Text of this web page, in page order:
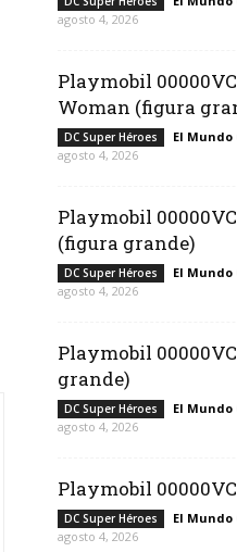
agosto 4, 2026
Playmobil
Woman (figura
DC Super Héroes El Mundo
agosto 4, 2026
Playmobil
(figura grande)
DC Super Héroes El Mundo
agosto 4, 2026
Playmobil
grande)
DC Super Héroes El Mundo
agosto 4, 2026
Playmobil
DC Super Héroes El Mundo
agosto 4, 2026